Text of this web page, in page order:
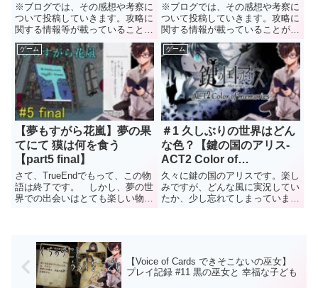
※ブログでは、その感想や考察に
ついて投稿していきます。攻略に
関する情報等が載っていることが
ありますので、未プレイの方はネ
タバレにはご注意ください。 水
降 今回のお相手は、ぽっちゃり
系コックさん。 前回のお相手よ
りも逃げやすい気がするが…。
...
※ブログでは、その感想や考察に
ついて投稿していきます。攻略に
関する情報が載っていることがあ
りますので、未プレイの方はネタ
バレにはご注意ください。 水降
PCファイルで戦術が変わるなん
て面白いですね。 古いファイル
があると、どんなカードになっ...
ゲーム
【夢もすがら花嵐】夢の果
てにて 獏は何を食う
【part5 final】
さて、TrueEndでもって、この物
語は終了です。 しかし、夢の世
界での出会いはとても楽しい物で
前情報は、意味を為さなかったア
イテムがエンディング後に...
ゲーム
＃1 久しぶりの世界はどん
な色？【鍵の国のアリス-
ACT2 Color of
memories-】
久々に鍵の国のアリスです。楽し
みですが、どんな風に実況してい
たか、少し忘れてしまっていま
【Voice of Cards できそこないの巫女】
プレイ記録 #11 黒の巫女と 幸福な子ども